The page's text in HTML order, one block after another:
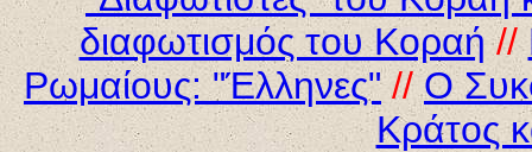
διαφωτισμός του Κοραή//
Ρωμαίους: "Έλληνες"//Ο
Κράτος